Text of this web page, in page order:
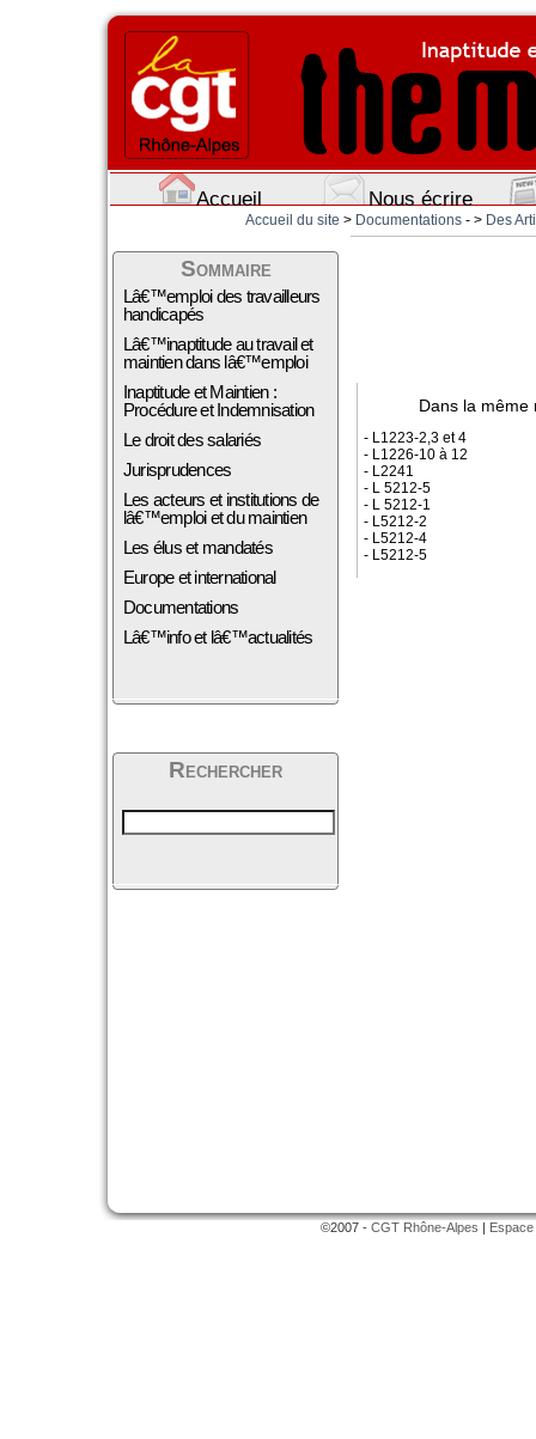
Accueil Nous écrire
Accueil du site > Documentations - > Des
Sommaire
Lâ€™emploi des travailleurs
handicapés
Lâ€™inaptitude au travail et
maintien dans lâ€™emploi
Inaptitude et Maintien :
Procédure et Indemnisation
Le droit des salariés
Jurisprudences
Les acteurs et institutions de
lâ€™emploi et du maintien
Les élus et mandatés
Europe et international
Documentations
Lâ€™info et lâ€™actualités
Rechercher
Dans la même
- L1223-2,3 et 4
- L1226-10 à 12
- L2241
- L 5212-5
- L 5212-1
- L5212-2
- L5212-4
- L5212-5
©2007 - CGT Rhône-Alpes |